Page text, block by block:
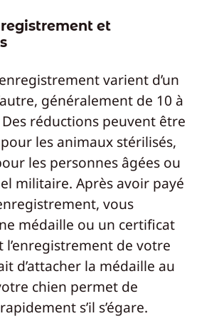
et
varient d’un
généralement de 10 à
réductions peuvent être
les animaux stérilisés,
les personnes âgées ou
militaire. Après avoir payé
vous
médaille ou un certificat
de votre
d’attacher la médaille au
chien permet de
s’il s’égare.